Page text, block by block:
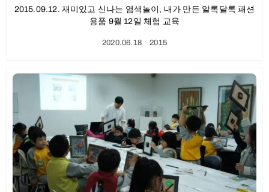
2015.09.12. 재미있고 신나는 염색놀이, 내가 만든 알록달록 패션
용품 9월 12일 체험 교육
2020.06.18ㆍ2015